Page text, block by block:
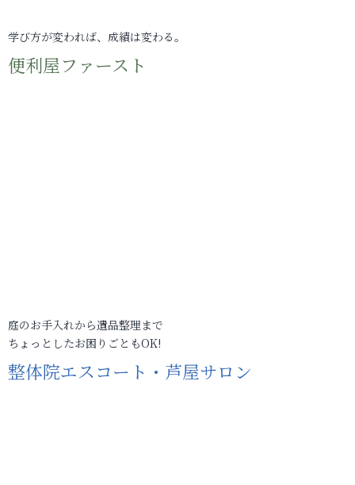
学び方が変われば、成績は変わる。
便利屋ファースト
庭のお手入れから遺品整理まで
ちょっとしたお困りごともOK!
整体院エスコート・芦屋サロン